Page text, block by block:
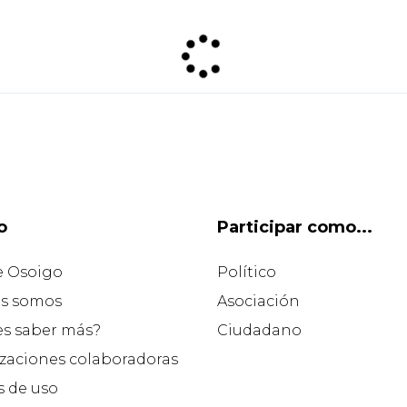
Osoigo
somos
saber más?
colaboradoras
de uso
Participar como...
Político
Asociación
Ciudadano